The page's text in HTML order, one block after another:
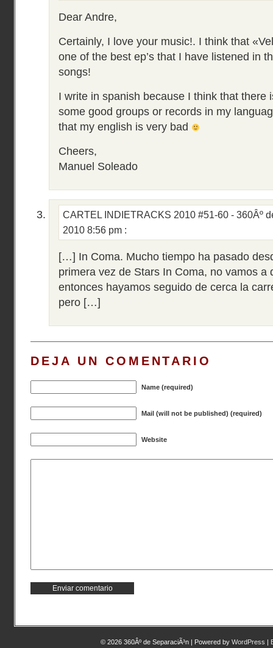
Dear Andre,
Certainly, I love your music!. I think that
one of the best ep’s that I have listened in
songs!
I write in spanish because I think that there
some good groups or records in my
that my english is very bad
Cheers,
Manuel Soleado
CARTEL INDIETRACKS 2010 #51-60 - 360Âº
2010 8:56 pm :
[…] In Coma. Mucho tiempo ha pasado
primera vez de Stars In Coma, no vamos a
entonces hayamos seguido de cerca la
pero […]
DEJA UN COMENTARIO
Name (required)
Mail (will not be published) (required)
Website
© 2026 360Âº de SeparaciÃ³n | Powered by WordPress |